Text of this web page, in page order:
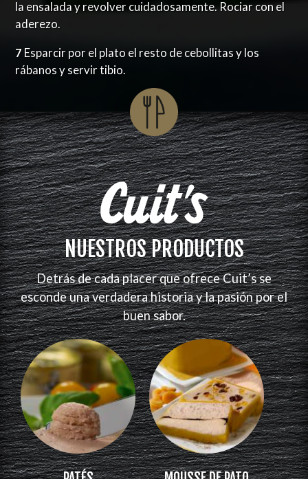
la ensalada y revolver cuidadosamente. Rociar con el
aderezo.
7 Esparcir por el plato el resto de cebollitas y los
rábanos y servir tibio.
NUESTROS PRODUCTOS
Detrás de cada placer que ofrece Cuit’s se
esconde una verdadera historia y la pasión por el
buen sabor.